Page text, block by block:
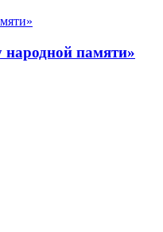
народной памяти»